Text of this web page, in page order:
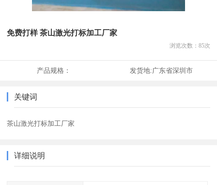
免费打样 茶山激光打标加工厂家
浏览次数： 85次
产品规格： 发货地:广东省深圳市
关键词
茶山激光打标加工厂家
详细说明